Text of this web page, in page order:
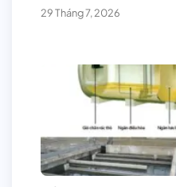
29 Tháng 7, 2026